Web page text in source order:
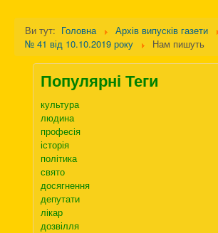
Ви тут: Головна
Архів випусків газети
№ 41 від 10.10.2019 року
Нам пишуть
Популярні Теги
культура
людина
професія
історія
політика
свято
досягнення
депутати
лікар
дозвілля